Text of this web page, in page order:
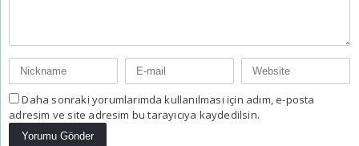
Daha sonraki yorumlarımda kullanılması için adım, e-posta
adresim ve site adresim bu tarayıcıya kaydedilsin.